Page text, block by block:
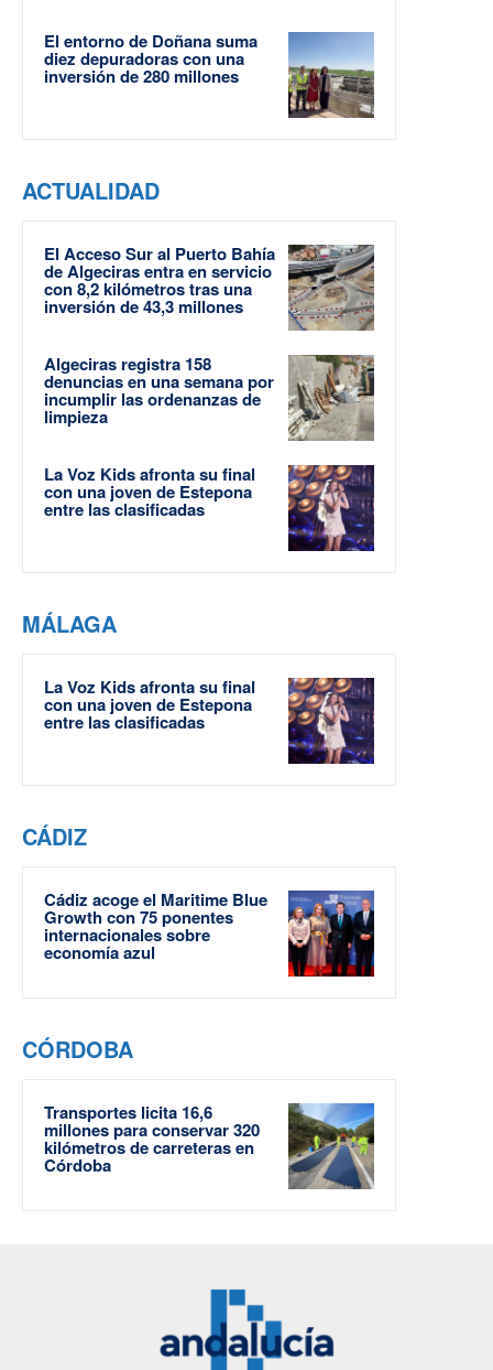
El entorno de Doñana suma
diez depuradoras con una
inversión de 280 millones
ACTUALIDAD
El Acceso Sur al Puerto Bahía
de Algeciras entra en servicio
con 8,2 kilómetros tras una
inversión de 43,3 millones
Algeciras registra 158
denuncias en una semana por
incumplir las ordenanzas de
limpieza
La Voz Kids afronta su final
con una joven de Estepona
entre las clasificadas
MÁLAGA
La Voz Kids afronta su final
con una joven de Estepona
entre las clasificadas
CÁDIZ
Cádiz acoge el Maritime Blue
Growth con 75 ponentes
internacionales sobre
economía azul
CÓRDOBA
Transportes licita 16,6
millones para conservar 320
kilómetros de carreteras en
Córdoba